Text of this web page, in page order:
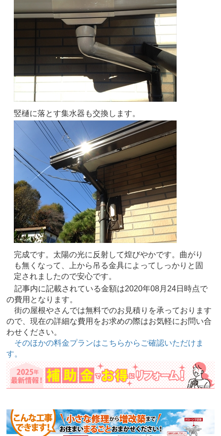
竪樋に落とす集水器も交換します。
完成です。太陽の光に反射して煌びやかです。曲がり
も無くなって、上から吊る金具によってしっかりと固
定されましたので安心です。
記事内に記載されている金額は2020年08月24日時点で
の費用となります。
街の屋根やさんでは無料でのお見積りを承っております
ので、現在の詳細な費用をお求めの際はお気軽にお問い合
わせください。
そのほかの料金プランはこちらからご確認いただけま
す。